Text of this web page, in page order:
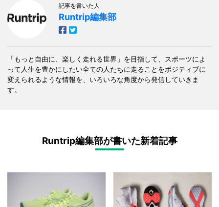
記事を書いた人
Runtrip編集部
「もっと自由に、楽しく走れる世界」を目指して、スポーツによ
って人生を豊かにしたい全ての人たちに走ることをポジティブに
変えられるような情報を、いろいろな角度から発信していきま
す。
Runtrip編集部が書いた新着記事